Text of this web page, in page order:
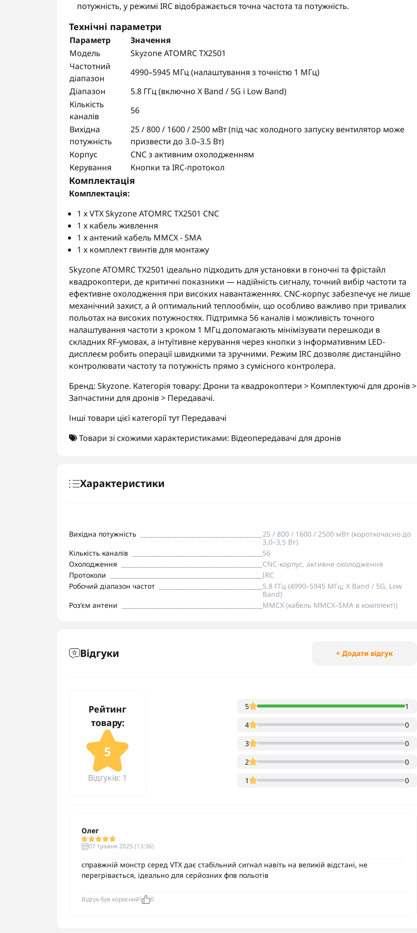
потужність, у режимі IRC відображається точна частота та потужність.
Технічні параметри
Параметр
Значення
Модель
Skyzone ATOMRC TX2501
Частотний
діапазон
4990–5945 МГц (налаштування з точністю 1 МГц)
Діапазон
5.8 ГГц (включно X Band / 5G і Low Band)
Кількість
каналів
56
Вихідна
потужність
25 / 800 / 1600 / 2500 мВт (під час холодного запуску вентилятор може
призвести до 3.0–3.5 Вт)
Корпус
CNC з активним охолодженням
Керування
Кнопки та IRC-протокол
Комплектація
Комплектація:
1 х VTX Skyzone ATOMRC TX2501 CNC
1 х кабель живлення
1 х антений кабель MMCX - SMA
1 х комплект гвинтів для монтажу
Skyzone ATOMRC TX2501 ідеально підходить для установки в гоночні та фрістайл
квадрокоптери, де критичні показники — надійність сигналу, точний вибір частоти та
ефективне охолодження при високих навантаженнях. CNC-корпус забезпечує не лише
механічний захист, а й оптимальний теплообмін, що особливо важливо при тривалих
польотах на високих потужностях. Підтримка 56 каналів і можливість точного
налаштування частоти з кроком 1 МГц допомагають мінімізувати перешкоди в
складних RF-умовах, а інтуїтивне керування через кнопки з інформативним LED-
дисплеєм робить операції швидкими та зручними. Режим IRC дозволяє дистанційно
контролювати частоту та потужність прямо з сумісного контролера.
Бренд: Skyzone. Категорія товару: Дрони та квадрокоптери > Комплектуючі для дронів >
Запчастини для дронів > Передавачі.
Інші товари цієї категорії тутПередавачі
Товари зі схожими характеристиками: Відеопередавачі для дронів
Характеристики
Вихідна потужність
25 / 800 / 1600 / 2500 мВт (короткочасно до
3,0–3,5 Вт)
Кількість каналів
56
Охолодження
CNC-корпус, активне охолодження
Протоколи
IRC
Робочий діапазон частот
5,8 ГГц (4990–5945 МГц; X Band / 5G, Low
Band)
Роз’єм антени
MMCX (кабель MMCX–SMA в комплекті)
Відгуки + Додати відгук
Рейтинг
товару:
5
Відгуків: 1
5
1
4
0
3
0
2
0
1
0
Олег
07 травня 2025 (13:36)
справжній монстр серед VTX дає стабільний сигнал навіть на великій відстані, не
перегрівається, ідеально для серйозних фпв польотів
Відгук був корисний? 0